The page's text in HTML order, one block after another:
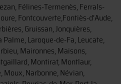
Félines-Termenès, Ferrals-
Fontcouverte,Fontiès-d’Aude,
Gruissan, Jonquières,
Laroque-de-Fa, Leucate,
Maironnes, Maisons,
Montirat, Montlaur,
Narbonne, Névian,